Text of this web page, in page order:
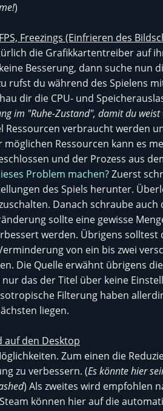
)
Freezings (Einfrieren des
die Grafikkartentreiber auf
Besserung, dann suche nun
rufst du während des Spielens mit
dir die CPU- und
im "Ruhe-Zustand", damit du
Ressourcen verbraucht werden
Ressourcen kann es
und der Prozess aus
Problem machen?Zuerst
des Spiels herunter.
Danach schraube
sollte eine gewisse
werden. Übrigens solltest
von ein bis zwei
Die Quelle erwähnt übrigens
das der Titel über keine
Filterung haben
liegen.
auf den Desktop
Zum einen die
zu verbessern. (Es könnte hier
) Als zweites wird empfohlen
können hier auf die